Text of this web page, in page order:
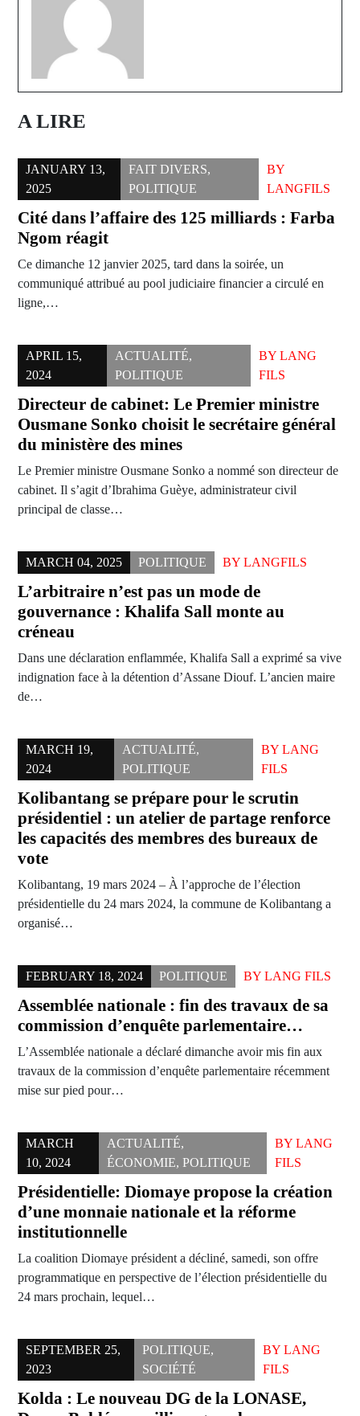
A LIRE
JANUARY 13,
2025
FAIT DIVERS,
POLITIQUE
BY
LANGFILS
Cité dans l’affaire des 125 milliards : Farba
Ngom réagit
Ce dimanche 12 janvier 2025, tard dans la soirée, un
communiqué attribué au pool judiciaire financier a circulé en
ligne,…
APRIL 15,
2024
ACTUALITÉ,
POLITIQUE
BYLANG
FILS
Directeur de cabinet: Le Premier ministre
Ousmane Sonko choisit le secrétaire général
du ministère des mines
Le Premier ministre Ousmane Sonko a nommé son directeur de
cabinet. Il s’agit d’Ibrahima Guèye, administrateur civil
principal de classe…
MARCH 04, 2025 POLITIQUE BY LANGFILS
L’arbitraire n’est pas un mode de
gouvernance : Khalifa Sall monte au
créneau
Dans une déclaration enflammée, Khalifa Sall a exprimé sa vive
indignation face à la détention d’Assane Diouf. L’ancien maire
de…
MARCH 19,
2024
ACTUALITÉ,
POLITIQUE
BYLANG
FILS
Kolibantang se prépare pour le scrutin
présidentiel : un atelier de partage renforce
les capacités des membres des bureaux de
vote
Kolibantang, 19 mars 2024 – À l’approche de l’élection
présidentielle du 24 mars 2024, la commune de Kolibantang a
organisé…
FEBRUARY 18, 2024 POLITIQUE BY LANG FILS
Assemblée nationale : fin des travaux de sa
commission d’enquête parlementaire…
L’Assemblée nationale a déclaré dimanche avoir mis fin aux
travaux de la commission d’enquête parlementaire récemment
mise sur pied pour…
MARCH
10, 2024
ACTUALITÉ,
ÉCONOMIE,POLITIQUE
BYLANG
FILS
Présidentielle: Diomaye propose la création
d’une monnaie nationale et la réforme
institutionnelle
La coalition Diomaye président a décliné, samedi, son offre
programmatique en perspective de l’élection présidentielle du
24 mars prochain, lequel…
SEPTEMBER 25,
2023
POLITIQUE,
SOCIÉTÉ
BYLANG
FILS
Kolda : Le nouveau DG de la LONASE,